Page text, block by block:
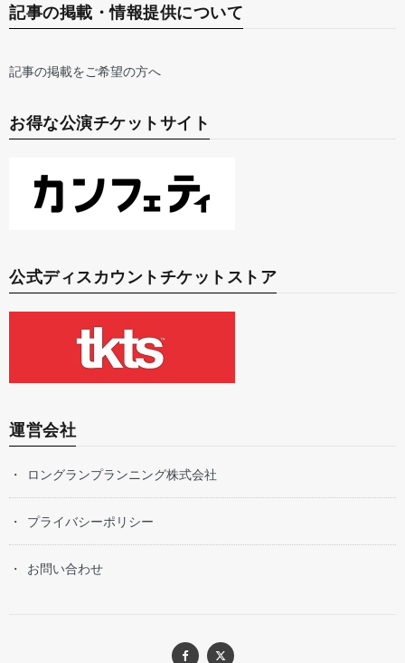
記事の掲載・情報提供について
記事の掲載をご希望の方へ
お得な公演チケットサイト
公式ディスカウントチケットストア
運営会社
ロングランプランニング株式会社
プライバシーポリシー
お問い合わせ